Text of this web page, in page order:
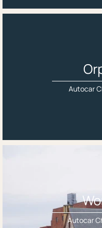
Autocar
Autocar